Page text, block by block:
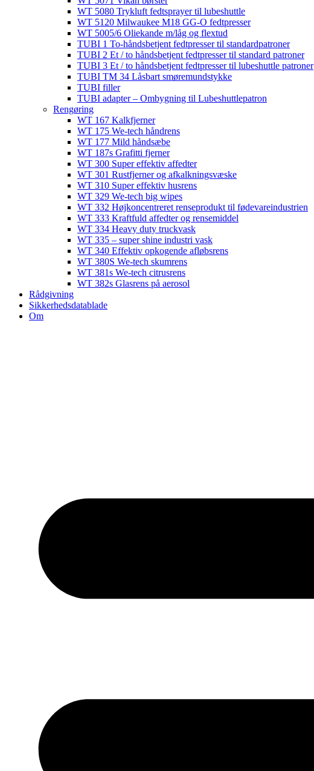
WT 5080 Trykluft fedtsprayer til lubeshuttle
WT 5120 Milwaukee M18 GG-O fedtpresser
WT 5005/6 Oliekande m/låg og flextud​
TUBI 1 To-håndsbetjent fedtpresser til standardpatroner
TUBI 2 Et / to håndsbetjent fedtpresser til standard patroner
TUBI 3 Et / to håndsbetjent fedtpresser til lubeshuttle patroner
TUBI TM 34 Låsbart smøremundstykke
TUBI filler
TUBI adapter​ – Ombygning til Lubeshuttlepatron
Rengøring
WT 167 Kalkfjerner
WT 175 We-tech håndrens
WT 177 Mild håndsæbe
WT 187s Grafitti fjerner
WT 300 Super effektiv affedter​
WT 301 Rustfjerner og afkalkningsvæske
WT 310 Super effektiv husrens
WT 329 We-tech big wipes
WT 332 Højkoncentreret renseprodukt til fødevareindustrien
WT 333 Kraftfuld affedter og rensemiddel
WT 334 Heavy duty truckvask
WT 335 – super shine industri vask
WT 340 Effektiv opkogende afløbsrens
WT 380S We-tech skumrens
WT 381s We-tech citrusrens
WT 382s Glasrens på aerosol​
Rådgivning
Sikkerhedsdatablade
Om